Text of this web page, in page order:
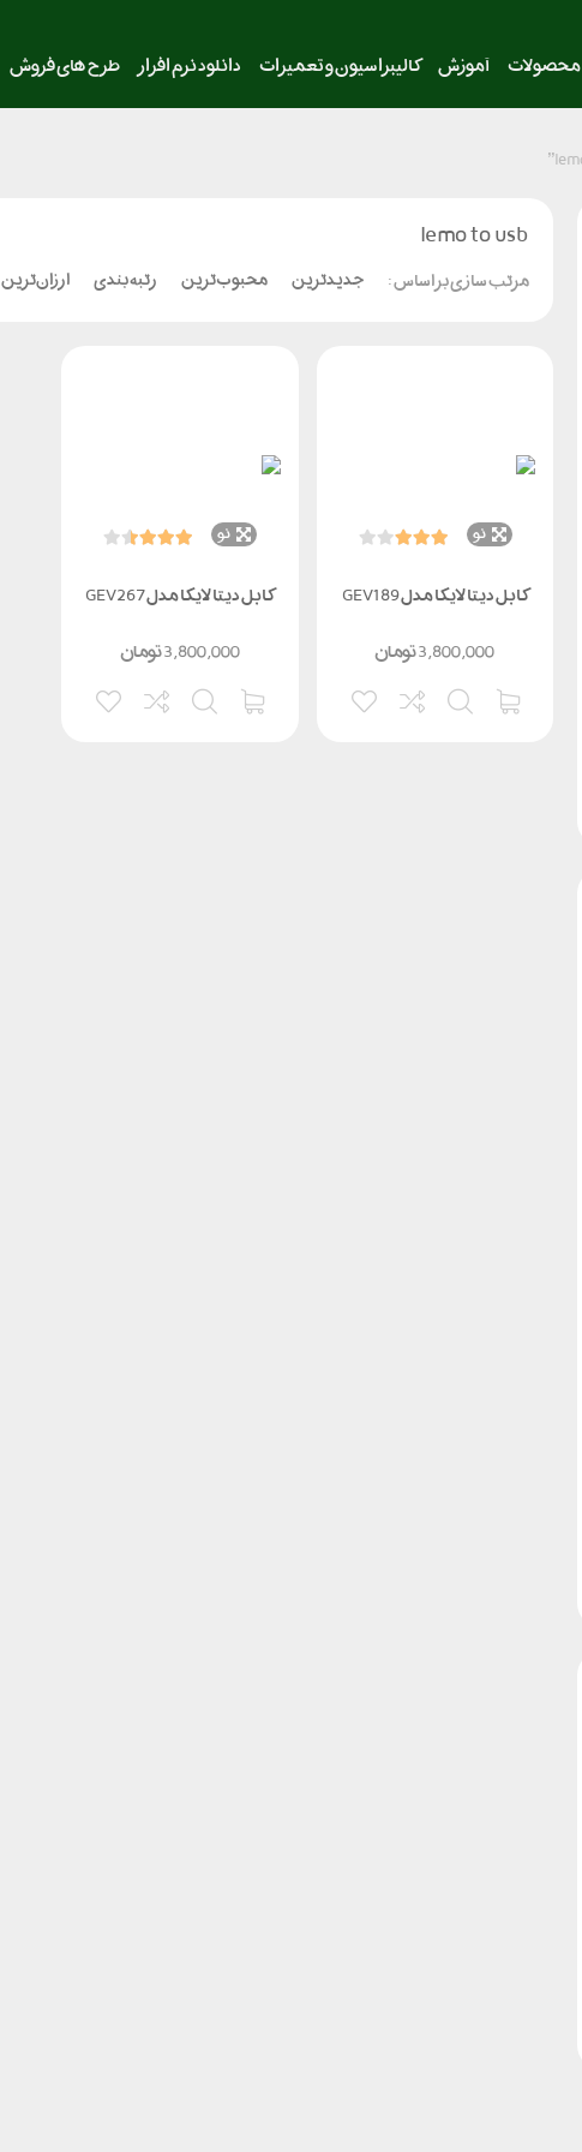
محصولات آموزش کالیبراسیون و تعمیرات دانلود نرم افزار طرح های فروش
lemo to usb
مرتب سازی بر اساس : جدیدترین محبوب‌ترین رتبه بندی ارزان‌ترین
نو
کابل دیتا لایکا مدل GEV189
تومان3,800,000
نو
کابل دیتا لایکا مدل GEV267
تومان3,800,000